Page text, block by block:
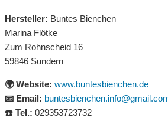
Hersteller: Buntes Bienchen
Marina Flötke
Zum Rohnscheid 16
59846 Sundern
🌍 Website: www.buntesbienchen.de
📧 Email:
☎️ Tel.: 029353723732